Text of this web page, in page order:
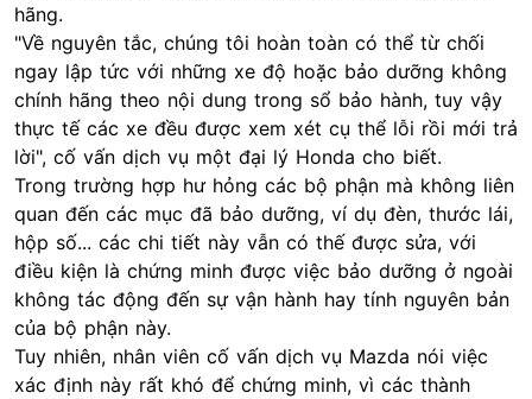
hãng.
"Về nguyên tắc, chúng tôi hoàn toàn có thể từ chối
ngay lập tức với những xe độ hoặc bảo dưỡng không
chính hãng theo nội dung trong sổ bảo hành, tuy vậy
thực tế các xe đều được xem xét cụ thể lỗi rồi mới trả
lời", cố vấn dịch vụ một đại lý Honda cho biết.
Trong trường hợp hư hỏng các bộ phận mà không liên
quan đến các mục đã bảo dưỡng, ví dụ đèn, thước lái,
hộp số... các chi tiết này vẫn có thế được sửa, với
điều kiện là chứng minh được việc bảo dưỡng ở ngoài
không tác động đến sự vận hành hay tính nguyên bản
của bộ phận này.
Tuy nhiên, nhân viên cố vấn dịch vụ Mazda nói việc
xác định này rất khó để chứng minh, vì các thành